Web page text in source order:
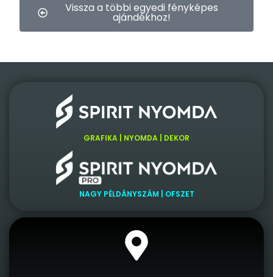
Vissza a többi egyedi fényképes
ajándékhoz!
GRAFIKA | NYOMDA | DEKOR
NAGY PÉLDÁNYSZÁM | OFSZET